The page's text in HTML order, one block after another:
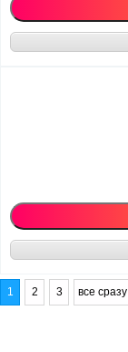
1 2 3 все сразу